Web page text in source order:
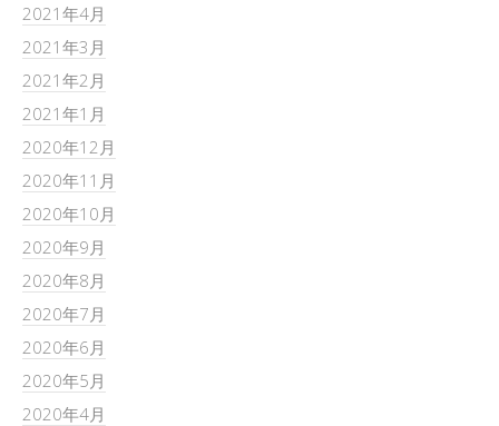
2021年4月
2021年3月
2021年2月
2021年1月
2020年12月
2020年11月
2020年10月
2020年9月
2020年8月
2020年7月
2020年6月
2020年5月
2020年4月